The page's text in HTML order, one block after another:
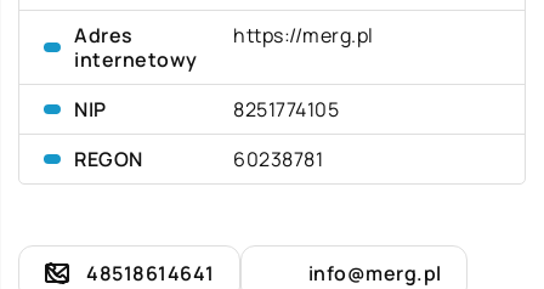
Adres
internetowy
https://merg.pl
NIP
8251774105
REGON
60238781
48518614641 info@merg.pl